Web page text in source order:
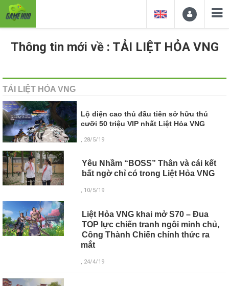
Thông tin mới về : TẢI LIỆT HỎA VNG
TẢI LIỆT HỎA VNG
Lộ diện cao thủ đầu tiên sở hữu thú
cưỡi 50 triệu VIP nhất Liệt Hỏa VNG
, 28/5/19
Yêu Nhầm “BOSS” Thân và cái kết
bất ngờ chỉ có trong Liệt Hỏa VNG
, 10/5/19
Liệt Hỏa VNG khai mở S70 – Đua
TOP lực chiến tranh ngôi minh chủ,
Công Thành Chiến chính thức ra
mắt
, 24/4/19